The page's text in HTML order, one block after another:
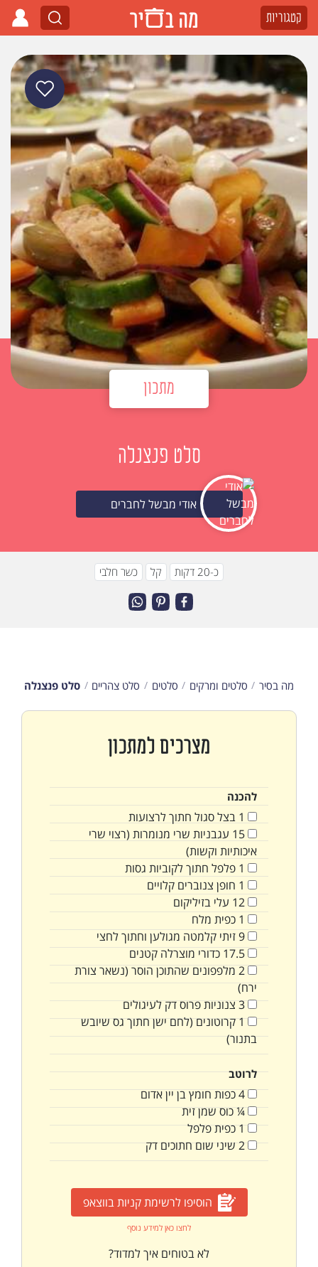
קטגוריות
מתכון
סלט פנצנלה
אודי מבשל לחברים
כ-20 דקות קל כשר חלבי
מה בסיר סלטים ומרקים סלטים סלט צהריים סלט פנצנלה
מצרכים למתכון
להכנה
1 בצל סגול חתוך לרצועות
15 עגבניות שרי מנומרות (רצוי שרי
איכותיות וקשות)
1 פלפל חתוך לקוביות גסות
1 חופן צנוברים קלויים
12 עלי בזיליקום
1 כפית מלח
9זיתי קלמטה מגולען וחתוך לחצי
17.5 כדורי מוצרלה קטנים
2 מלפפונים שהתוכן הוסר (נשאר צורת
ירח)
3 צנוניות פרוס דק לעיגולים
1 קרוטונים (לחם ישן חתוך גס שיובש
בתנור)
לרוטב
4כפות חומץ בן יין אדום
¼כוס שמן זית
1 כפיתפלפל
2 שיני שום חתוכים דק
הוסיפו לרשימת קניות בווצאפ
לחצו כאן למידע נוסף
לא בטוחים איך למדוד?